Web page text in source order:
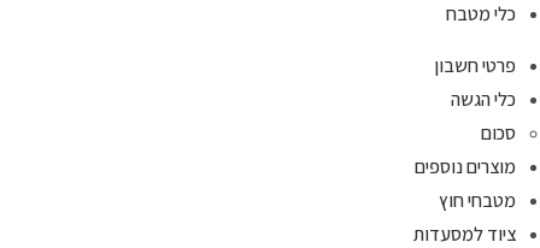
כלי מטבח
פרטי חשבון
כלי הגשה
סכום
מוצרים נוספים
מטבחי חוץ
ציוד למסעדות